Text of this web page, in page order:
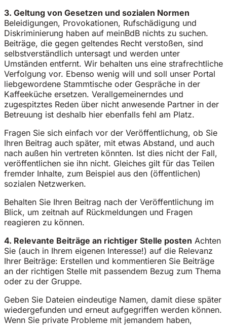
3. Geltung von Gesetzen und sozialen Normen
Beleidigungen, Provokationen, Rufschädigung und
Diskriminierung haben auf meinBdB nichts zu suchen.
Beiträge, die gegen geltendes Recht verstoßen, sind
selbstverständlich untersagt und werden unter
Umständen entfernt. Wir behalten uns eine strafrechtliche
Verfolgung vor. Ebenso wenig will und soll unser Portal
liebgewordene Stammtische oder Gespräche in der
Kaffeeküche ersetzen. Verallgemeinerndes und
zugespitztes Reden über nicht anwesende Partner in der
Betreuung ist deshalb hier ebenfalls fehl am Platz.
Fragen Sie sich einfach vor der Veröffentlichung, ob Sie
Ihren Beitrag auch später, mit etwas Abstand, und auch
nach außen hin vertreten könnten. Ist dies nicht der Fall,
veröffentlichen sie ihn nicht. Gleiches gilt für das Teilen
fremder Inhalte, zum Beispiel aus den (öffentlichen)
sozialen Netzwerken.
Behalten Sie Ihren Beitrag nach der Veröffentlichung im
Blick, um zeitnah auf Rückmeldungen und Fragen
reagieren zu können.
4. Relevante Beiträge an richtiger Stelle posten Achten
Sie (auch in Ihrem eigenen Interesse!) auf die Relevanz
Ihrer Beiträge: Erstellen und kommentieren Sie Beiträge
an der richtigen Stelle mit passendem Bezug zum Thema
oder zu der Gruppe.
Geben Sie Dateien eindeutige Namen, damit diese später
wiedergefunden und erneut aufgegriffen werden können.
Wenn Sie private Probleme mit jemandem haben,